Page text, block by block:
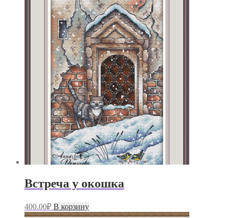
Встреча у окошка
400.00₽ В корзину